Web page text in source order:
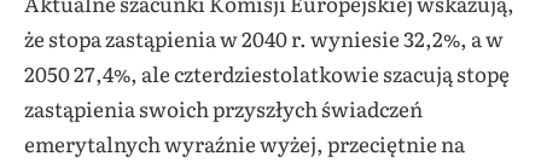
że stopa zastąpienia w 2040 r. wyniesie 32,2%, a w
2050 27,4%, ale czterdziestolatkowie szacują stopę
zastąpienia swoich przyszłych świadczeń
emerytalnych wyraźnie wyżej, przeciętnie na